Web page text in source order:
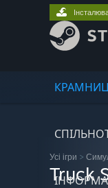
Усі ігри >
Truck